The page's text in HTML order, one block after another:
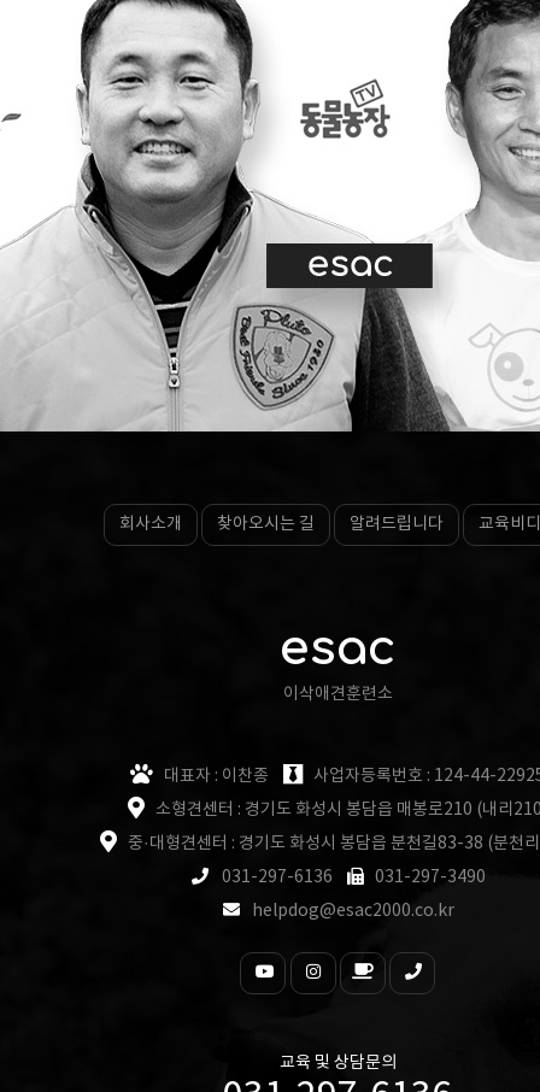
회사소개 찾아오시는 길 알려드립니다 교육비
esac
이삭애견훈련소
대표자 : 이찬종
사업자등록번호 : 124-44-
소형견센터 : 경기도 화성시 봉담읍 매봉로210 (내리
중·대형견센터 : 경기도 화성시 봉담읍 분천길83-38 (분천
031-297-6136
031-297-3490
helpdog@esac2000.co.kr
교육 및 상담문의